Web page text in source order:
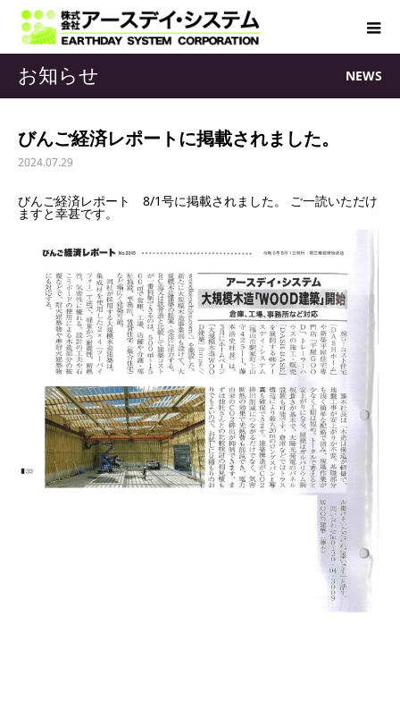
お知らせ NEWS
びんご経済レポートに掲載されました。
2024.07.29
びんご経済レポート 8/1号に掲載されました。 ご一読いただけ
ますと幸甚です。